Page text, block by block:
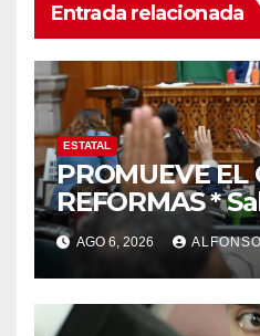
Entrada relacionada
ESTATAL
PROMUEVE EL
REFORMAS * Salud, electoral
y justicia, de
AGO 6, 2026